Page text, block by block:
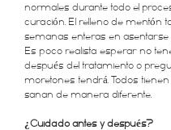
normales durante todo el
curación. El relleno de mentón
semanas enteras en asentarse
Es poco realista esperar no
después del tratamiento o
moretones tendrá. Todos
sanan de manera diferente.
¿Cuidado antes y después?